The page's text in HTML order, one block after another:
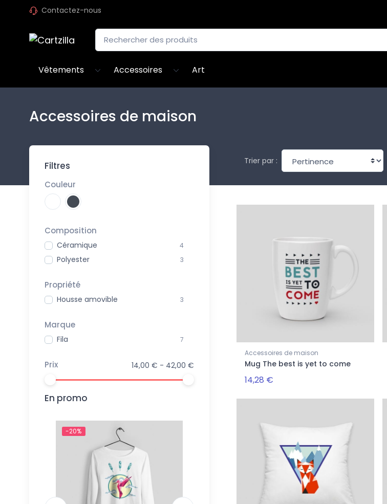
Contactez-nous
Vêtements Accessoires Art
Accessoires de maison
Filtres
Couleur
Composition
Céramique 4
Polyester 3
Propriété
Housse amovible 3
Marque
Fila 7
Prix 14,00 € - 42,00 €
En promo
-20% -20%
Trier par :
Accessoires de maison
Mug The best is yet to come
14,28 €